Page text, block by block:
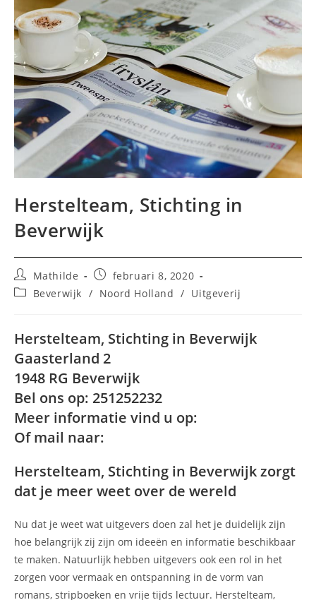
Herstelteam, Stichting in
Beverwijk
Bericht
auteur:
Mathilde
Bericht
gepubliceerd
op:
februari 8, 2020
Berichtcategorie:
Beverwijk / Noord Holland / Uitgeverij
Herstelteam, Stichting in Beverwijk
Gaasterland 2
1948 RG Beverwijk
Bel ons op: 251252232
Meer informatie vind u op:
Of mail naar:
Herstelteam, Stichting in Beverwijk zorgt
dat je meer weet over de wereld
Nu dat je weet wat uitgevers doen zal het je duidelijk zijn
hoe belangrijk zij zijn om ideeën en informatie beschikbaar
te maken. Natuurlijk hebben uitgevers ook een rol in het
zorgen voor vermaak en ontspanning in de vorm van
romans, stripboeken en vrije tijds lectuur. Herstelteam,